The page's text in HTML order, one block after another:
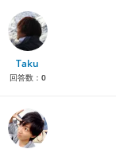
Taku
回答数： 0